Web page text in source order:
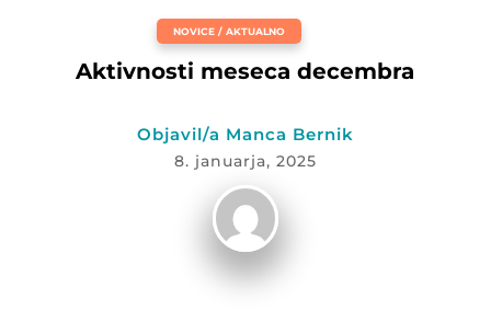
NOVICE / AKTUALNO
Aktivnosti meseca decembra
Objavil/a Manca Bernik
8. januarja, 2025